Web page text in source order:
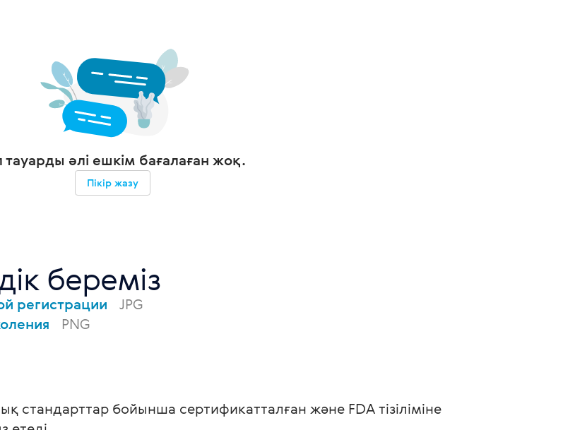
тауарды әлі ешкім бағалаған жоқ.
Пікір жазу
береміз
регистрации
JPG
PNG
стандарттар бойынша сертификатталған және FDA тізіліміне